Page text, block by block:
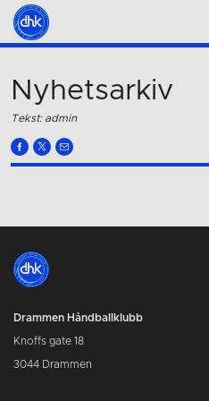
Nyhetsarkiv
Tekst: admin
Drammen Håndballklubb
Knoffs gate 18
3044 Drammen